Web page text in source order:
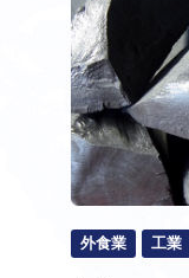
外食業 工業